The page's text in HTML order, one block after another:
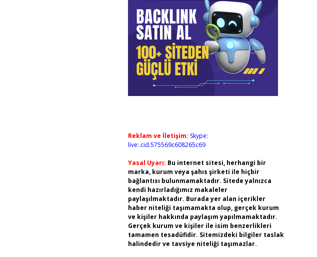
Reklam ve İletişim: Skype:
live:.cid.575569c608265c69
Yasal Uyarı: Bu internet sitesi, herhangi bir
marka, kurum veya şahıs şirketi ile hiçbir
bağlantısı bulunmamaktadır. Sitede yalnızca
kendi hazırladığımız makaleler
paylaşılmaktadır. Burada yer alan içerikler
haber niteliği taşımamakta olup, gerçek kurum
ve kişiler hakkında paylaşım yapılmamaktadır.
Gerçek kurum ve kişiler ile isim benzerlikleri
tamamen tesadüfidir. Sitemizdeki bilgiler taslak
halindedir ve tavsiye niteliği taşımazlar.